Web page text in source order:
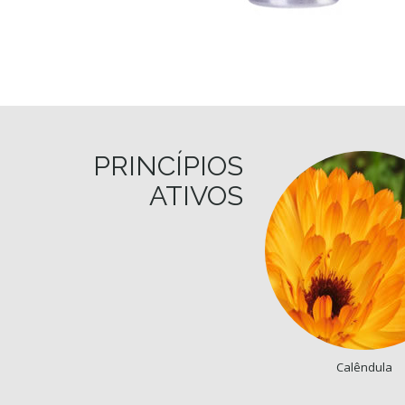
PRINCÍPIOS
ATIVOS
Calêndula